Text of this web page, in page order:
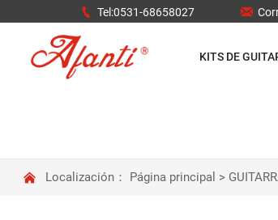
 Tel:0531-68658027 
KITS DE
 Localización： Página principal >